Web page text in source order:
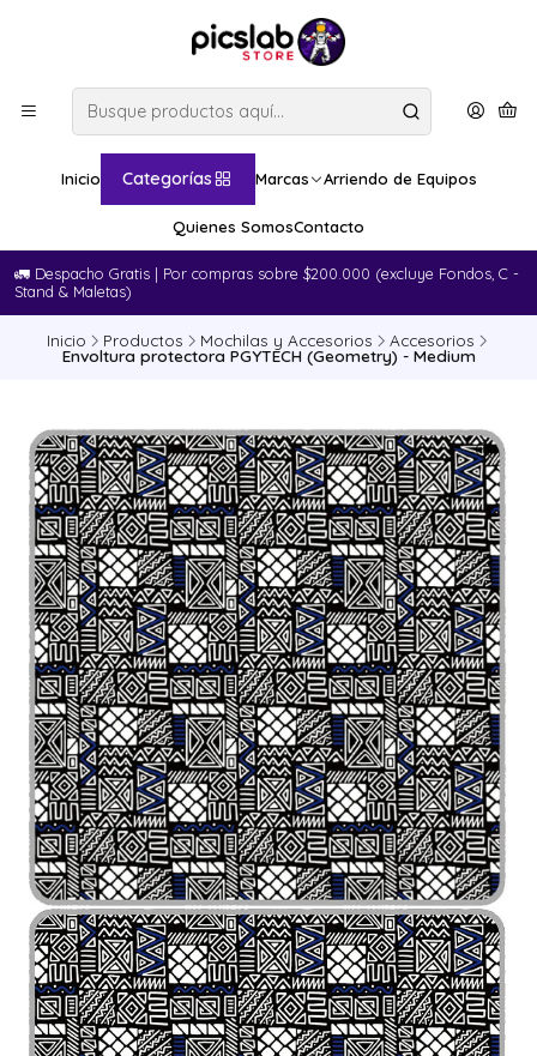
Inicio Categorías Marcas Arriendo de Equipos
Quienes SomosContacto
🚛​ Despacho Gratis | Por compras sobre $200.000 (excluye Fondos, C -
Stand & Maletas)
Inicio Productos Mochilas y Accesorios Accesorios
Envoltura protectora PGYTECH (Geometry) - Medium